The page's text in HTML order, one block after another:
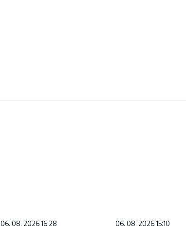
06. 08. 2026 16:28 06. 08. 2026 15:10